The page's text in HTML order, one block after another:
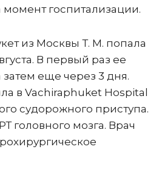
госпитализации.
из Москвы Т. М. попала
В первый раз ее
затем еще через 3 дня.
в Vachiraphuket Hospital
судорожного приступа.
головного мозга. Врач